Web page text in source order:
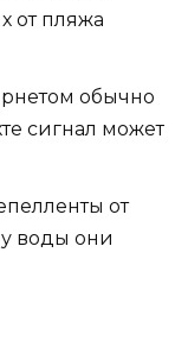
от пляжа
обычно
сигнал может
от
воды они